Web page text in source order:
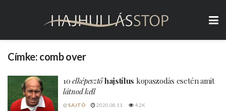
Címke: comb over
10elképesztőhajstílus kopaszodás esetén amit
látnod kell
@SAJTÓ 2020.08.11. 4.2K